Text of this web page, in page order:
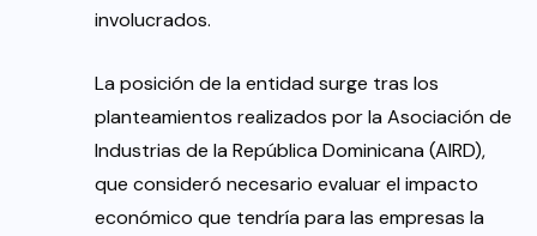
involucrados.
La posición de la entidad surge tras los
planteamientos realizados por la Asociación de
Industrias de la República Dominicana (AIRD),
que consideró necesario evaluar el impacto
económico que tendría para las empresas la